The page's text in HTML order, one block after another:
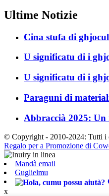
Ultime Notizie
Cina stufa di
U significatu di i
U significatu di i
Paraguni di
Abbraccià 2025:
© Copyright - 2010-2024: Tutti i
Regalo per a Promozione di
Mandà email
Guglielmu
x